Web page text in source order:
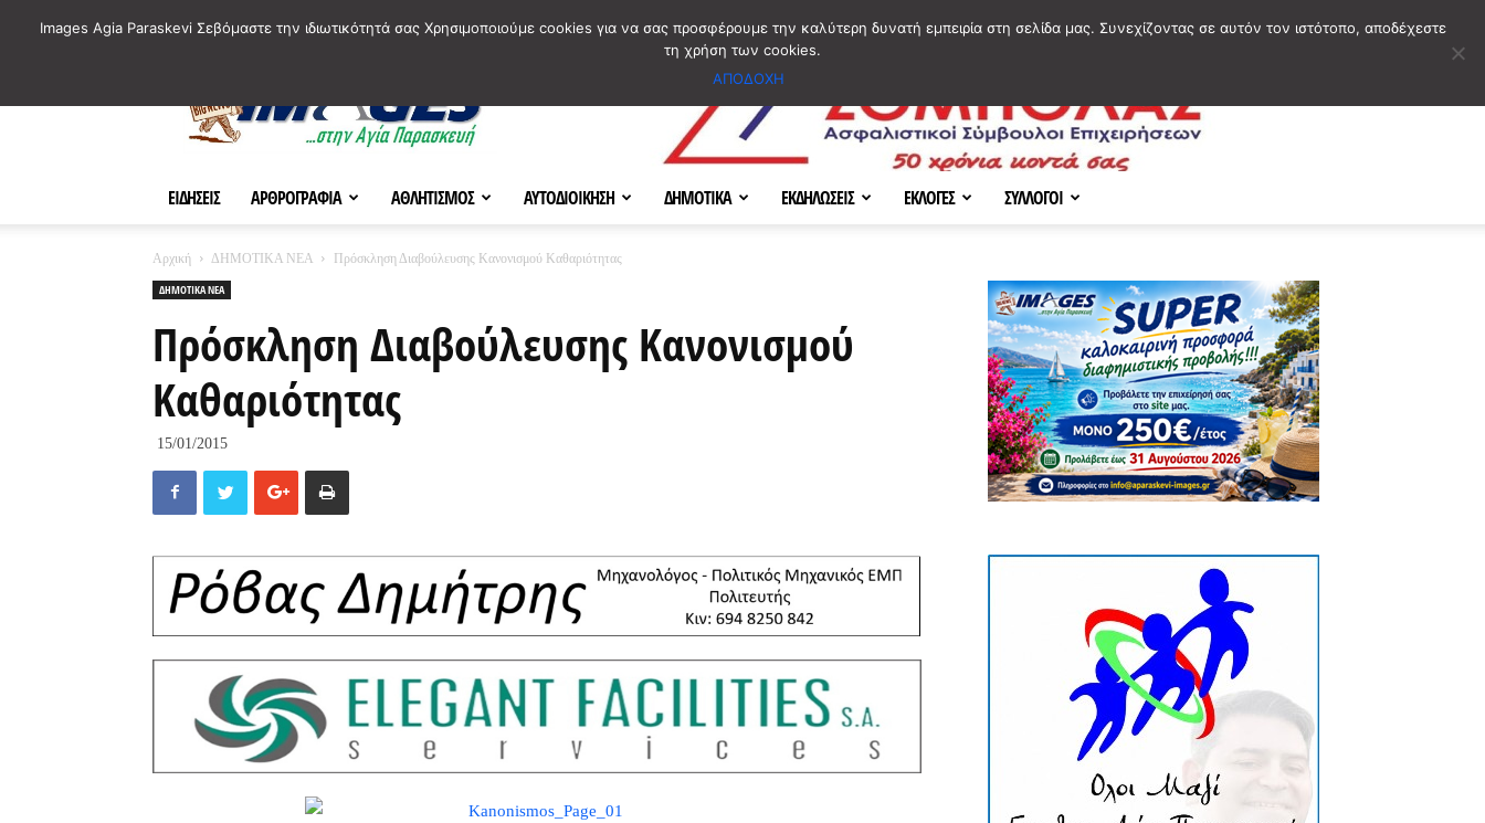
ΕΙΔΗΣΕΙΣ ΑΡΘΡΟΓΡΑΦΙΑ ΑΘΛΗΤΙΣΜΟΣ ΑΥΤΟΔΙΟΙΚΗΣΗ ΔΗΜΟΤΙΚΑ ΕΚΔΗΛΩΣΕΙΣ ΕΚΛΟΓΕΣ ΣΥΛΛΟΓΟΙ
Αρχική ΔΗΜΟΤΙΚΑ ΝΕΑ
Πρόσκληση Διαβούλευσης Κανονισμού Καθαριότητας
ΔΗΜΟΤΙΚΑ ΝΕΑ
Πρόσκληση Διαβούλευσης Κανονισμού
Καθαριότητας
15/01/2015
Images Agia Paraskevi Σεβόμαστε την ιδιωτικότητά σας Χρησιμοποιούμε cookies για να σας προσφέρουμε την καλύτερη δυνατή εμπειρία στη σελίδα μας. Συνεχίζοντας σε αυτόν τον ιστότοπο, αποδέχεστε
τη χρήση των cookies.
ΑΠΟΔΟΧΗ